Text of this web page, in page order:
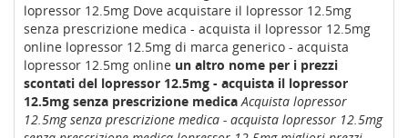
lopressor 12.5mg Dove acquistare il lopressor 12.5mg
senza prescrizione medica - acquista il lopressor 12.5mg
online lopressor 12.5mg di marca generico - acquista
lopressor 12.5mg online un altro nome per i prezzi
scontati del lopressor 12.5mg - acquista il lopressor
12.5mg senza prescrizione medica Acquista lopressor
12.5mg senza prescrizione medica - acquista lopressor 12.5mg